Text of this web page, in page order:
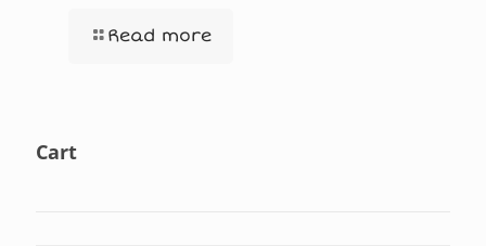
Read more
Cart